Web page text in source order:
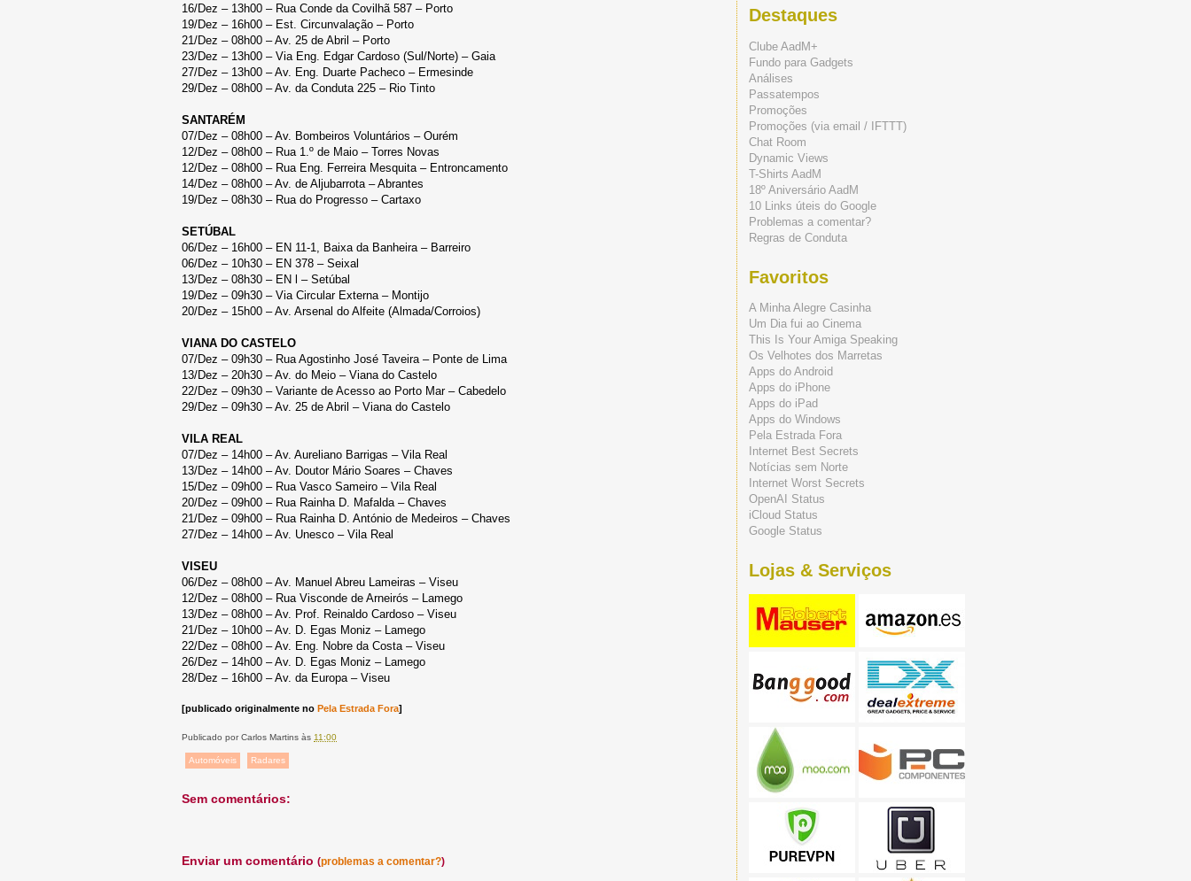
16/Dez – 13h00 – Rua Conde da Covilhã 587 – Porto
19/Dez – 16h00 – Est. Circunvalação – Porto
21/Dez – 08h00 – Av. 25 de Abril – Porto
23/Dez – 13h00 – Via Eng. Edgar Cardoso (Sul/Norte) – Gaia
27/Dez – 13h00 – Av. Eng. Duarte Pacheco – Ermesinde
29/Dez – 08h00 – Av. da Conduta 225 – Rio Tinto
SANTARÉM
07/Dez – 08h00 – Av. Bombeiros Voluntários – Ourém
12/Dez – 08h00 – Rua 1.º de Maio – Torres Novas
12/Dez – 08h00 – Rua Eng. Ferreira Mesquita – Entroncamento
14/Dez – 08h00 – Av. de Aljubarrota – Abrantes
19/Dez – 08h30 – Rua do Progresso – Cartaxo
SETÚBAL
06/Dez – 16h00 – EN 11-1, Baixa da Banheira – Barreiro
06/Dez – 10h30 – EN 378 – Seixal
13/Dez – 08h30 – EN l – Setúbal
19/Dez – 09h30 – Via Circular Externa – Montijo
20/Dez – 15h00 – Av. Arsenal do Alfeite (Almada/Corroios)
VIANA DO CASTELO
07/Dez – 09h30 – Rua Agostinho José Taveira – Ponte de Lima
13/Dez – 20h30 – Av. do Meio – Viana do Castelo
22/Dez – 09h30 – Variante de Acesso ao Porto Mar – Cabedelo
29/Dez – 09h30 – Av. 25 de Abril – Viana do Castelo
VILA REAL
07/Dez – 14h00 – Av. Aureliano Barrigas – Vila Real
13/Dez – 14h00 – Av. Doutor Mário Soares – Chaves
15/Dez – 09h00 – Rua Vasco Sameiro – Vila Real
20/Dez – 09h00 – Rua Rainha D. Mafalda – Chaves
21/Dez – 09h00 – Rua Rainha D. António de Medeiros – Chaves
27/Dez – 14h00 – Av. Unesco – Vila Real
VISEU
06/Dez – 08h00 – Av. Manuel Abreu Lameiras – Viseu
12/Dez – 08h00 – Rua Visconde de Arneirós – Lamego
13/Dez – 08h00 – Av. Prof. Reinaldo Cardoso – Viseu
21/Dez – 10h00 – Av. D. Egas Moniz – Lamego
22/Dez – 08h00 – Av. Eng. Nobre da Costa – Viseu
26/Dez – 14h00 – Av. D. Egas Moniz – Lamego
28/Dez – 16h00 – Av. da Europa – Viseu
[publicado originalmente no Pela Estrada Fora]
Publicado porCarlos Martins às 11:00
Automóveis Radares
Sem comentários:
Enviar um comentário (problemas a comentar?)
Destaques
Clube AadM+
Fundo para Gadgets
Análises
Passatempos
Promoções
Promoções (via email / IFTTT)
Chat Room
Dynamic Views
T-Shirts AadM
18º Aniversário AadM
10 Links úteis do Google
Problemas a comentar?
Regras de Conduta
Favoritos
A Minha Alegre Casinha
Um Dia fui ao Cinema
This Is Your Amiga Speaking
Os Velhotes dos Marretas
Apps do Android
Apps do iPhone
Apps do iPad
Apps do Windows
Pela Estrada Fora
Internet Best Secrets
Notícias sem Norte
Internet Worst Secrets
OpenAI Status
iCloud Status
Google Status
Lojas & Serviços